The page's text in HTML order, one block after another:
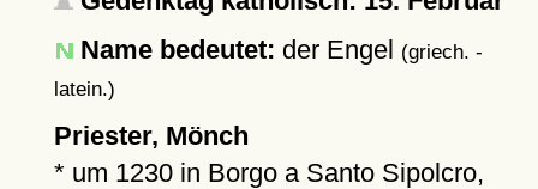
Name bedeutet: der Engel (griech. -
latein.)
Priester, Mönch
* um 1230in Borgo a Santo Sipolcro,